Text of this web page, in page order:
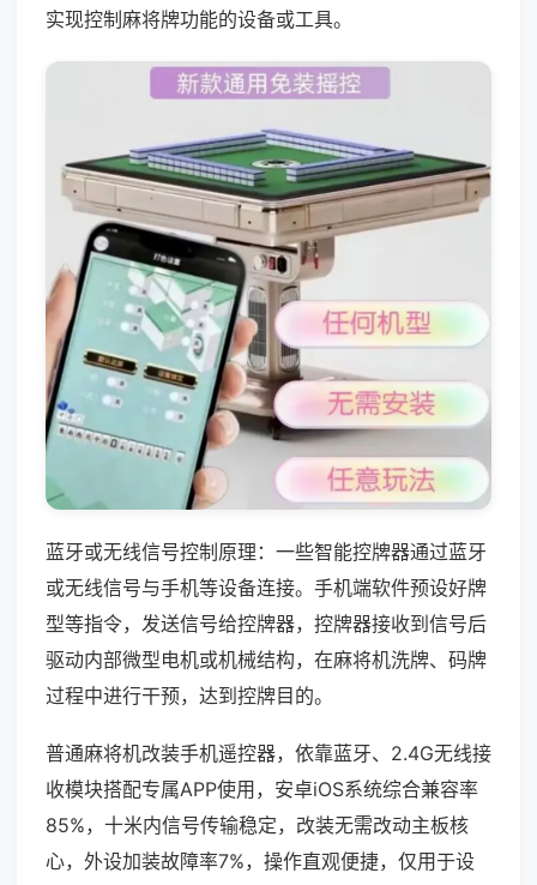
实现控制麻将牌功能的设备或工具。
蓝牙或无线信号控制原理：一些智能控牌器通过蓝牙
或无线信号与手机等设备连接。手机端软件预设好牌
型等指令，发送信号给控牌器，控牌器接收到信号后
驱动内部微型电机或机械结构，在麻将机洗牌、码牌
过程中进行干预，达到控牌目的。
普通麻将机改装手机遥控器，依靠蓝牙、2.4G无线接
收模块搭配专属APP使用，安卓iOS系统综合兼容率
85%，十米内信号传输稳定，改装无需改动主板核
心，外设加装故障率7%，操作直观便捷，仅用于设